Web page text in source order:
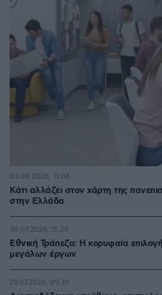
Κάτι αλλάζει στον χάρτη της
στην Ελλάδα
03.08.2026, 11:06
Εθνική Τράπεζα: Η κορυφαία
μεγάλων έργων
30.07.2026, 15:25
29.07.2026, 09:39